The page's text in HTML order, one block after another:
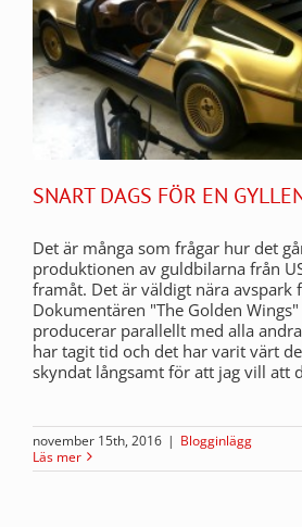
SNART DAGS FÖR EN
Det är många som frågar hur det
produktionen av guldbilarna från
framåt. Det är väldigt nära avspark
Dokumentären "The Golden
producerar parallellt med alla
har tagit tid och det har varit värt
skyndat långsamt för att jag vill att
november 15th, 2016 | Blogginlägg
Läs mer